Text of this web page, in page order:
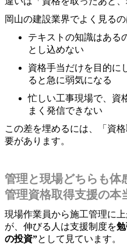
岡山の建設業界でよく見る
テキストの知識はある
とし込めない
資格手当だけを目的に
ると急に弱気になる
忙しい工事現場で、資
まく発信できない
この差を埋めるには、「資
要があります。
管理と現場どちらも体
管理資格取得支援の本
現場作業員から施工管理に
が、伸びる人は支援制度を
の投資”として見ています。